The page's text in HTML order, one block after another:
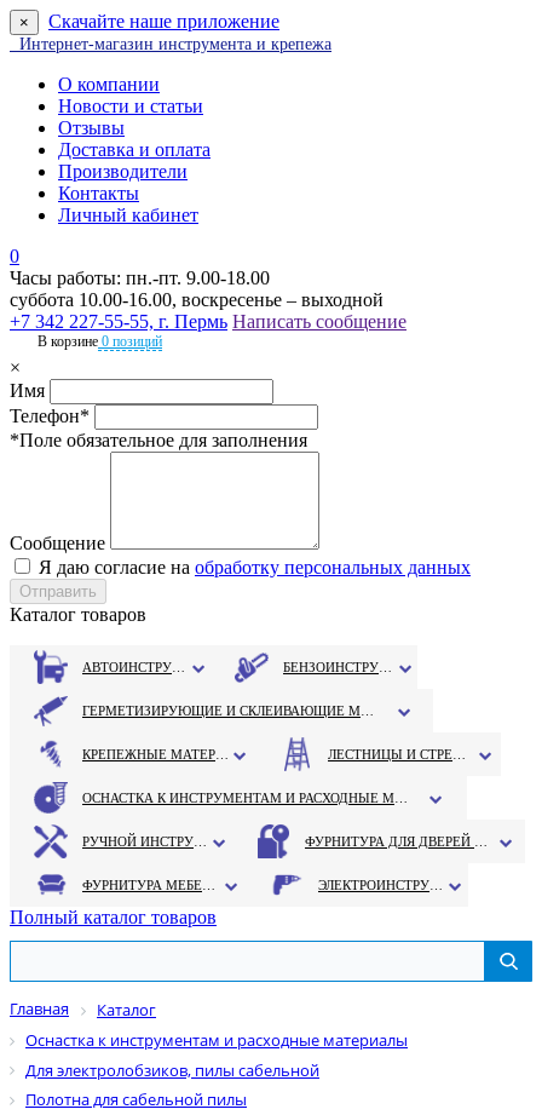
× Скачайте наше приложение
Интернет-магазин инструмента и крепежа
О компании
Новости и статьи
Отзывы
Доставка и оплата
Производители
Контакты
Личный кабинет
0
Часы работы: пн.-пт. 9.00-18.00
суббота 10.00-16.00, воскресенье – выходной
+7 342 227-55-55, г. Пермь Написать сообщение
В корзине 0 позиций
×
Имя
Телефон*
*Поле обязательное для заполнения
Сообщение
Я даю согласие на обработку персональных данных
Каталог товаров
Полный каталог товаров
Главная
Каталог
Оснастка к инструментам и расходные материалы
Для электролобзиков, пилы сабельной
Полотна для сабельной пилы